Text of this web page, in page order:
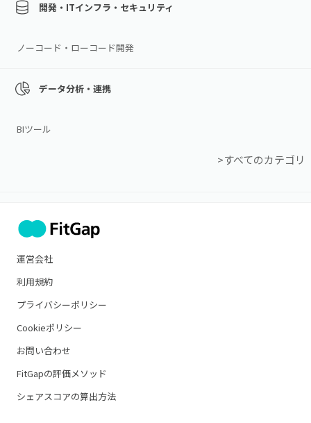
開発・ITインフラ・セキュリティ
ノーコード・ローコード開発
データ分析・連携
BIツール
>すべてのカテゴリ
運営会社
利用規約
プライバシーポリシー
Cookieポリシー
お問い合わせ
FitGapの評価メソッド
シェアスコアの算出方法